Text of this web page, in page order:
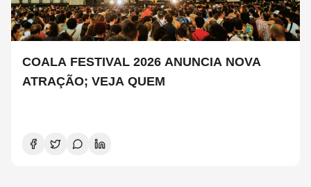
COALA FESTIVAL 2026 ANUNCIA NOVA
ATRAÇÃO; VEJA QUEM